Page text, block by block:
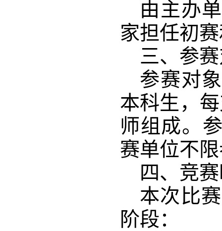
由主办
家担任初
三、参
参赛对
本科生，
师组成。
赛单位不
四、竞
本次比
阶段：